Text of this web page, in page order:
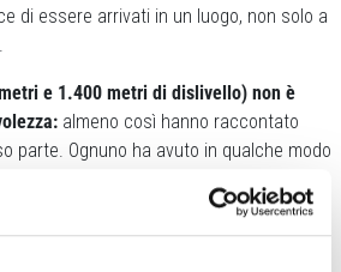
di essere arrivati in un luogo, non solo a
e 1.400 metri di dislivello) non è
almeno così hanno raccontato
parte. Ognuno ha avuto in qualche modo
ai propri social. Il Monte Ventasso
precisione, energia mentale: questa
tasso tecnico. La stanchezza